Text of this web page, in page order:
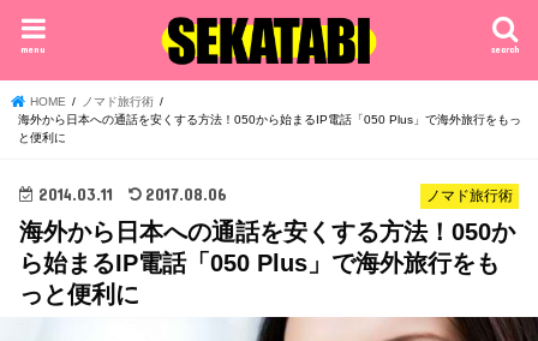
search
menu
HOME
ノマド旅行術
海外から日本への通話を安くする方法！050から始まるIP電話「050 Plus」で海外旅行をもっ
と便利に
ノマド旅行術
2014.03.11 2017.08.06
海外から日本への通話を安くする方法！050か
ら始まるIP電話「050 Plus」で海外旅行をも
っと便利に